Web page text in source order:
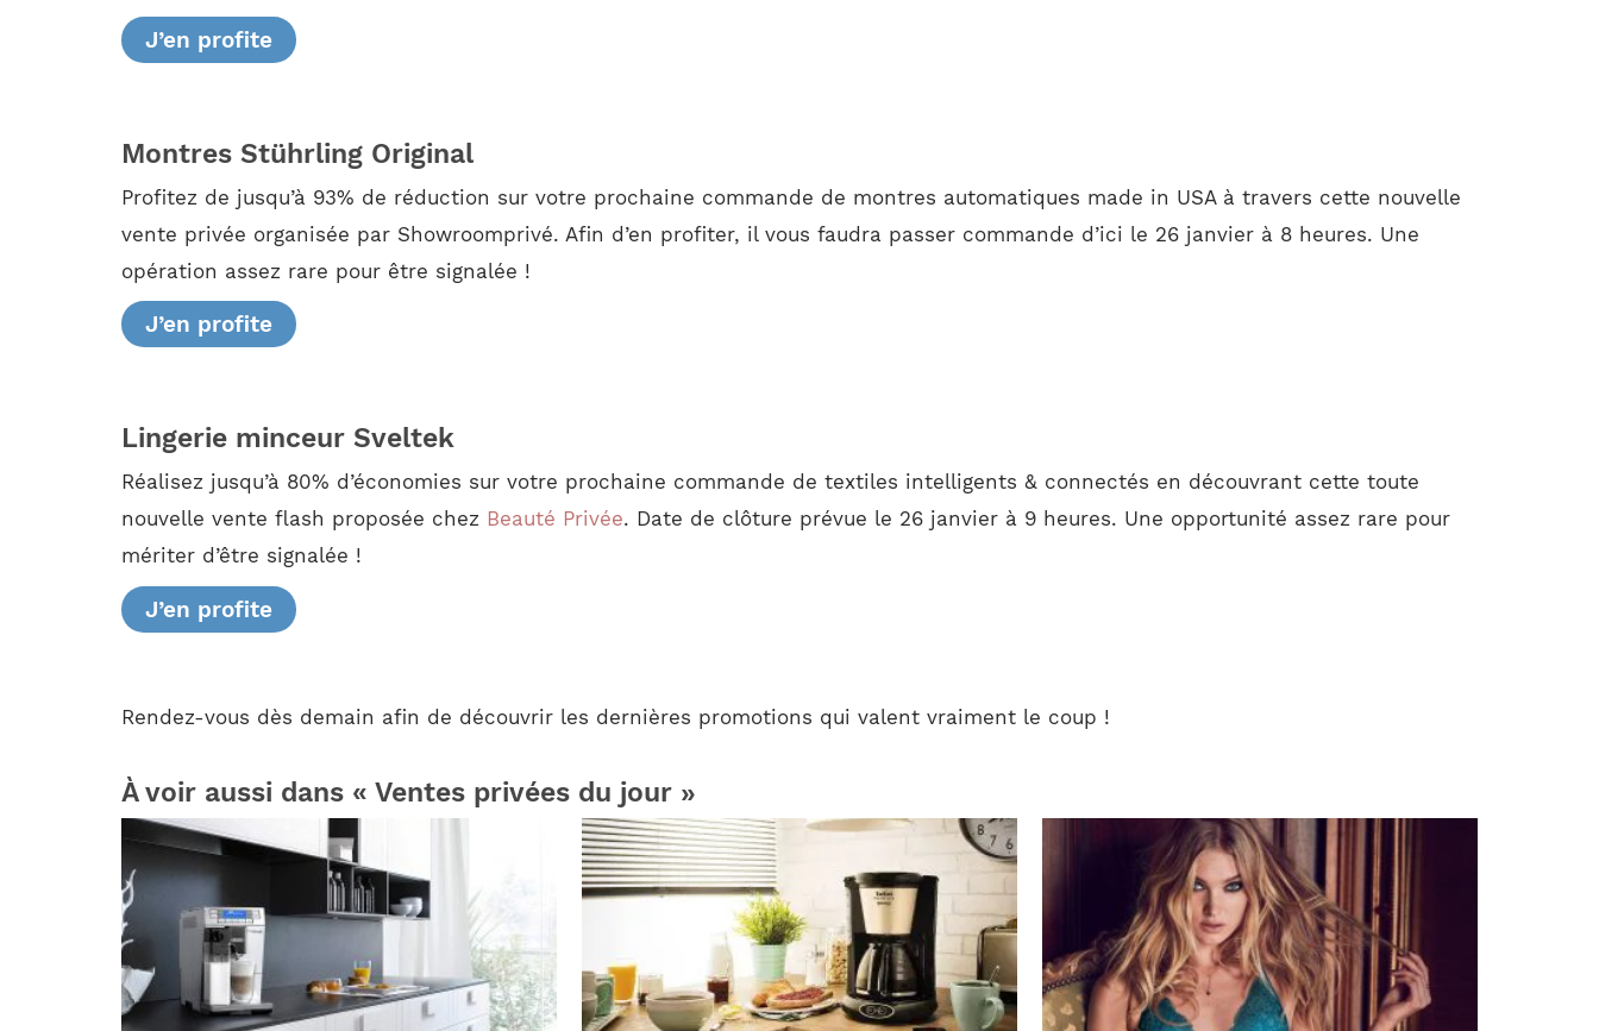
J’en profite
Montres Stührling Original
Profitez de jusqu’à 93% de réduction sur votre prochaine commande de montres automatiques made in USA à travers cette nouvelle
vente privée organisée par Showroomprivé. Afin d’en profiter, il vous faudra passer commande d’ici le 26 janvier à 8 heures. Une
opération assez rare pour être signalée !
J’en profite
Lingerie minceur Sveltek
Réalisez jusqu’à 80% d’économies sur votre prochaine commande de textiles intelligents & connectés en découvrant cette toute
nouvelle vente flash proposée chez Beauté Privée. Date de clôture prévue le 26 janvier à 9 heures. Une opportunité assez rare pour
mériter d’être signalée !
J’en profite
Rendez-vous dès demain afin de découvrir les dernières promotions qui valent vraiment le coup !
À voir aussi dans « Ventes privées du jour »